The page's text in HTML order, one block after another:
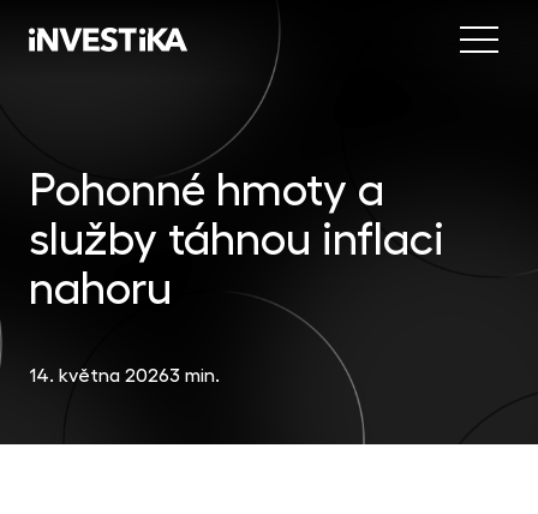
Menu
Pohonné hmoty a
služby táhnou inflaci
nahoru
14. května 20263 min.